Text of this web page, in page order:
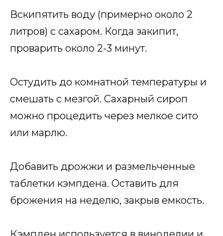
Вскипятить воду (примерно около 2
литров) с сахаром. Когда закипит,
проварить около 2-3 минут.
Остудить до комнатной температуры и
смешать с мезгой. Сахарный сироп
можно процедить через мелкое сито
или марлю.
Добавить дрожжи и размельченные
таблетки кэмпдена. Оставить для
брожения на неделю, закрыв емкость.